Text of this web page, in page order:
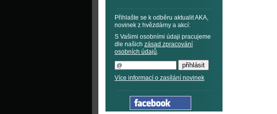
Přihlašte se k odběru aktualit AKA,
novinek z hvězdárny a akcí:
S Vašimi osobními údaji pracujeme
dle našich zásad zpracování
osobních údajů.
Více informací o zasílání novinek